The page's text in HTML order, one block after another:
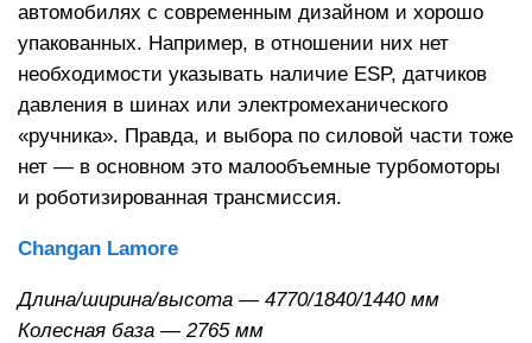
автомобилях с современным дизайном и хорошо
упакованных. Например, в отношении них нет
необходимости указывать наличие ESP, датчиков
давления в шинах или электромеханического
«ручника». Правда, и выбора по силовой части тоже
нет — в основном это малообъемные турбомоторы
и роботизированная трансмиссия.
Changan Lamore
Длина/ширина/высота — 4770/1840/1440 мм
Колесная база — 2765 мм